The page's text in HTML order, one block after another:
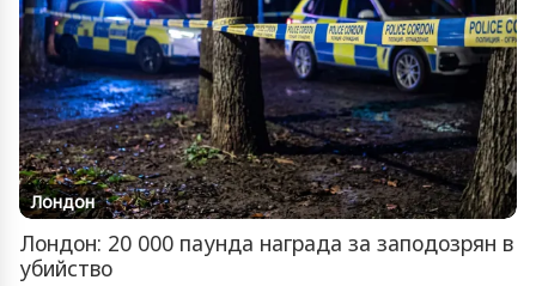
Лондон
Лондон: 20 000 паунда награда за заподозрян в
убийство